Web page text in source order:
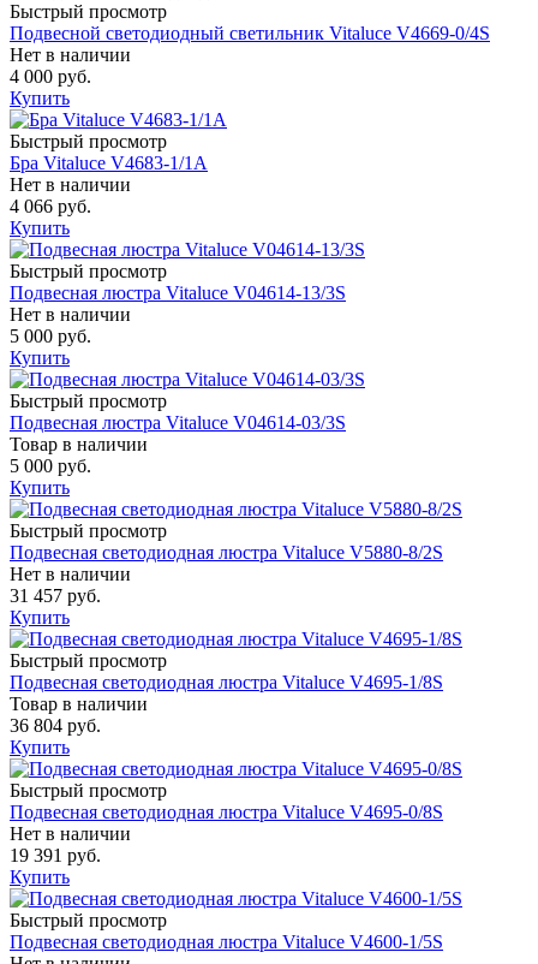
Быстрый просмотр
Подвесной светодиодный светильник Vitaluce V4669-0/4S
Нет в наличии
4 000 руб.
Купить
Быстрый просмотр
Бра Vitaluce V4683-1/1A
Нет в наличии
4 066 руб.
Купить
Быстрый просмотр
Подвесная люстра Vitaluce V04614-13/3S
Нет в наличии
5 000 руб.
Купить
Быстрый просмотр
Подвесная люстра Vitaluce V04614-03/3S
Товар в наличии
5 000 руб.
Купить
Быстрый просмотр
Подвесная светодиодная люстра Vitaluce V5880-8/2S
Нет в наличии
31 457 руб.
Купить
Быстрый просмотр
Подвесная светодиодная люстра Vitaluce V4695-1/8S
Товар в наличии
36 804 руб.
Купить
Быстрый просмотр
Подвесная светодиодная люстра Vitaluce V4695-0/8S
Нет в наличии
19 391 руб.
Купить
Быстрый просмотр
Подвесная светодиодная люстра Vitaluce V4600-1/5S